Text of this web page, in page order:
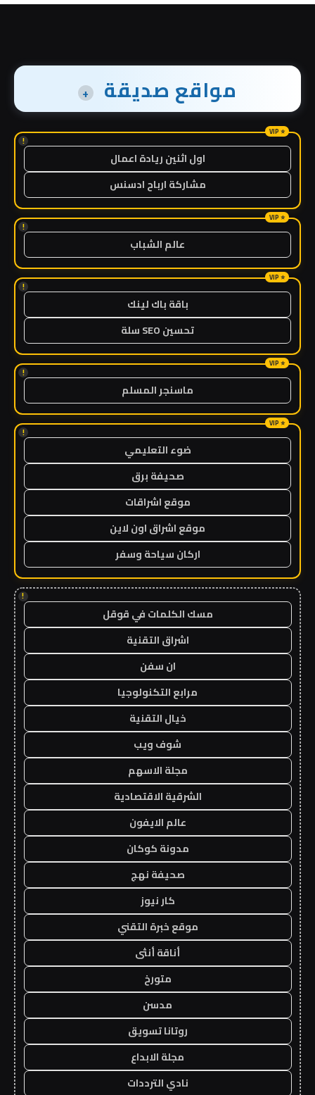
مواقع صديقة +
!
اول اثنين ريادة اعمال
مشاركة ارباح ادسنس
!
عالم الشباب
!
باقة باك لينك
تحسين SEO سلة
!
ماسنجر المسلم
!
ضوء التعليمي
صحيفة برق
موقع اشراقات
موقع اشراق اون لاين
اركان سياحة وسفر
!
مسك الكلمات في قوقل
اشراق التقنية
ان سفن
مرابع التكنولوجيا
خيال التقنية
شوف ويب
مجلة الاسهم
الشرقية الاقتصادية
عالم الايفون
مدونة كوكان
صحيفة نهج
كار نيوز
موقع خبرة التقني
أناقة أنثى
متورخ
مدسن
روتانا تسويق
مجلة الابداع
نادي الترددات